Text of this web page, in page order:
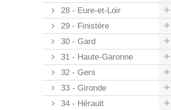
28 - Eure-et-Loir
29 - Finistère
30 - Gard
31 - Haute-Garonne
32 - Gers
33 - Gironde
34 - Hérault